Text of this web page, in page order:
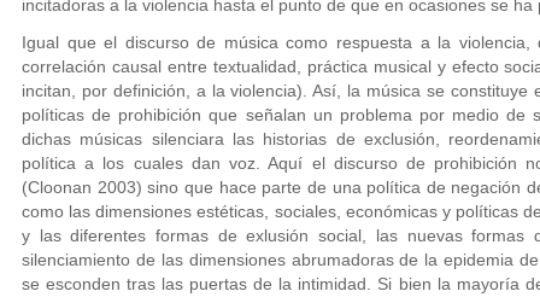
incitadoras a la violencia hasta el punto de que en ocasiones se
Igual que el discurso de música como respuesta a la
correlación causal entre textualidad, práctica musical y efecto
incitan, por definición, a la violencia). Así, la música se
políticas de prohibición que señalan un problema por medio de
dichas músicas silenciara las historias de exclusión,
política a los cuales dan voz. Aquí el discurso de prohibición
(Cloonan 2003) sino que hace parte de una política de negación
como las dimensiones estéticas, sociales, económicas y políticas
y las diferentes formas de exlusión social, las nuevas formas
silenciamiento de las dimensiones abrumadoras de la epidemia
se esconden tras las puertas de la intimidad. Si bien la mayoría